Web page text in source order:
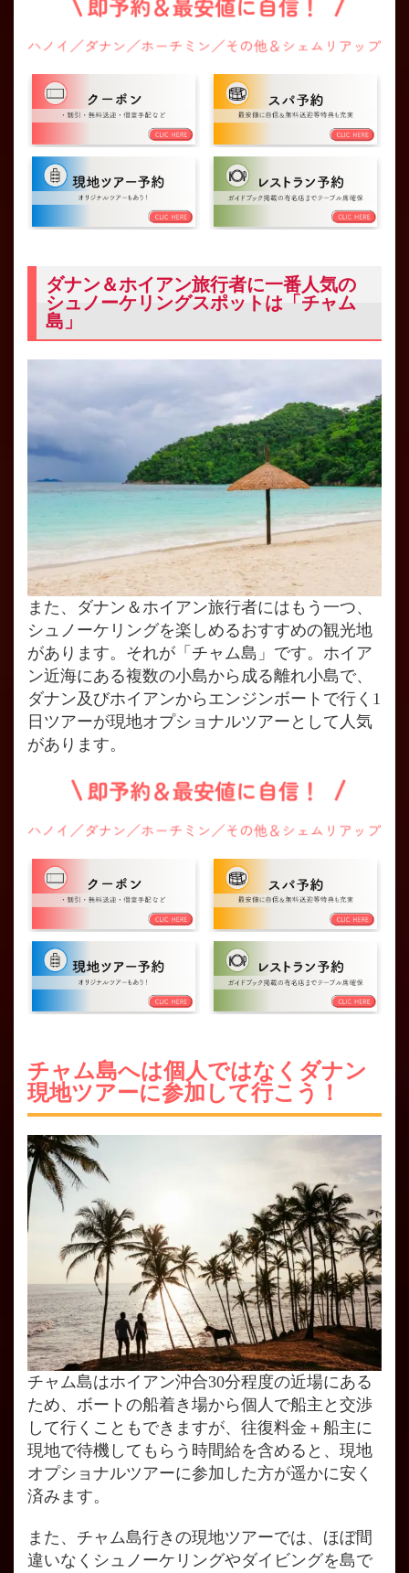
ダナン＆ホイアン旅行者に一番人気の
シュノーケリングスポットは「チャム
島」
また、ダナン＆ホイアン旅行者にはもう一つ、
シュノーケリングを楽しめるおすすめの観光地
があります。それが「チャム島」です。ホイア
ン近海にある複数の小島から成る離れ小島で、
ダナン及びホイアンからエンジンボートで行く1
日ツアーが現地オプショナルツアーとして人気
があります。
チャム島へは個人ではなくダナン
現地ツアーに参加して行こう！
チャム島はホイアン沖合30分程度の近場にある
ため、ボートの船着き場から個人で船主と交渉
して行くこともできますが、往復料金＋船主に
現地で待機してもらう時間給を含めると、現地
オプショナルツアーに参加した方が遥かに安く
済みます。
また、チャム島行きの現地ツアーでは、ほぼ間
違いなくシュノーケリングやダイビングを島で